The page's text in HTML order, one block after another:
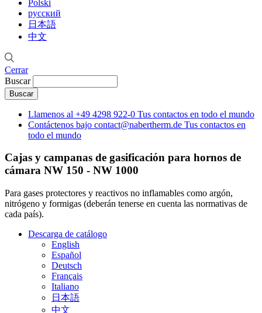
Polski
русский
日本語
中文
Cerrar
Buscar
Llamenos al +49 4298 922-0 Tus contactos en todo el mundo
Contáctenos bajo contact@nabertherm.de Tus contactos en
todo el mundo
Cajas y campanas de gasificación para hornos de
cámara NW 150 - NW 1000
Para gases protectores y reactivos no inflamables como argón,
nitrógeno y formigas (deberán tenerse en cuenta las normativas de
cada país).
Descarga de catálogo
English
Español
Deutsch
Français
Italiano
日本語
中文